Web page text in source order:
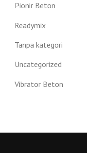
Pionir Beton
Readymix
Tanpa kategori
Uncategorized
Vibrator Beton